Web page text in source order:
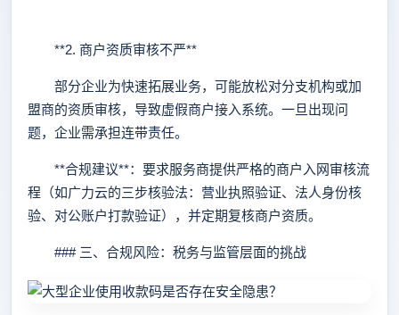
**2. 商户资质审核不严**
部分企业为快速拓展业务，可能放松对分支机构或加
盟商的资质审核，导致虚假商户接入系统。一旦出现问
题，企业需承担连带责任。
**合规建议**：要求服务商提供严格的商户入网审核流
程（如广力云的三步核验法：营业执照验证、法人身份核
验、对公账户打款验证），并定期复核商户资质。
### 三、合规风险：税务与监管层面的挑战